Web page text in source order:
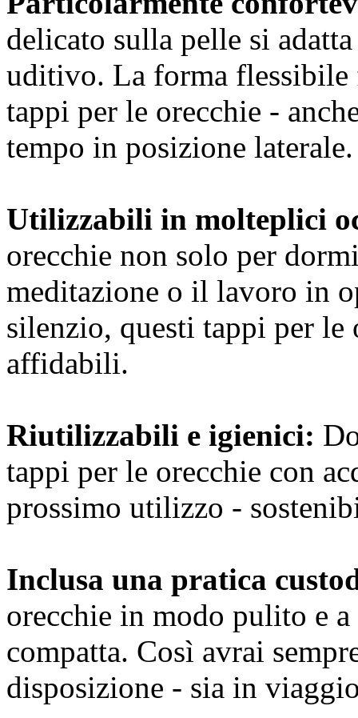
delicato sulla pelle si
uditivo. La forma flessibile
tappi per le orecchie -
tempo in posizione laterale.
Utilizzabili in molteplici
orecchie non solo per
meditazione o il lavoro in
silenzio, questi tappi per le
affidabili.
Riutilizzabili e igienici:
tappi per le orecchie con
prossimo utilizzo -
Inclusa una pratica
orecchie in modo pulito e
compatta. Così avrai
disposizione - sia in